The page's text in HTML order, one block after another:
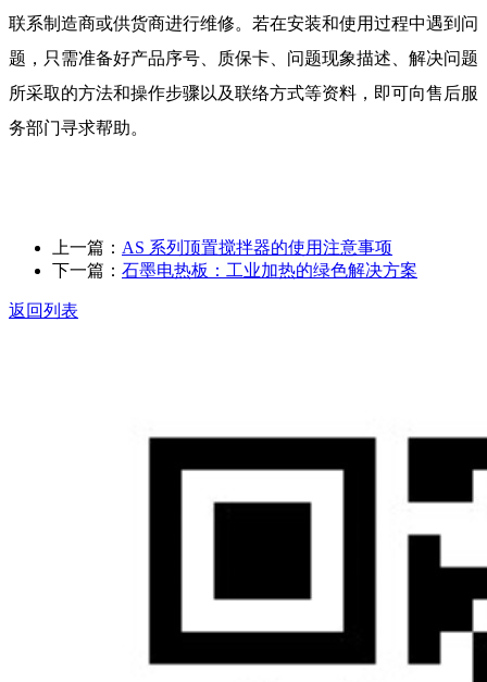
联系制造商或供货商进行维修。若在安装和使用过程中遇到问
题，只需准备好产品序号、质保卡、问题现象描述、解决问题
所采取的方法和操作步骤以及联络方式等资料，即可向售后服
务部门寻求帮助。
上一篇： AS 系列顶置搅拌器的使用注意事项
下一篇： 石墨电热板：工业加热的绿色解决方案
返回列表